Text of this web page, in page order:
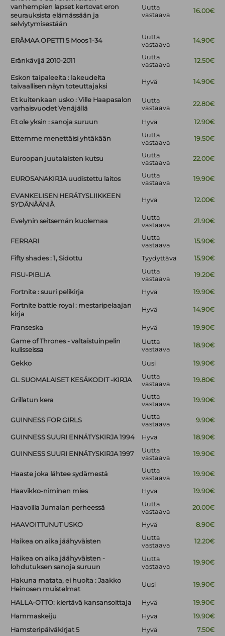
vanhempien lapset kertovat eron
seurauksista elämässään ja
selviytymisestään
Uutta
vastaava
16.00€
ERÄMAA OPETTI 5 Moos 1-34
Uutta
vastaava
14.90€
Eränkävijä 2010-2011
Uutta
vastaava
12.50€
Eskon taipaleelta : lakeudelta
taivaallisen näyn toteuttajaksi
Hyvä 14.90€
Et kuitenkaan usko : Ville Haapasalon
varhaisvuodet Venäjällä
Uutta
vastaava
22.80€
Et ole yksin : sanoja suruun Hyvä 12.90€
Ettemme menettäisi yhtäkään
Uutta
vastaava
19.50€
Euroopan juutalaisten kutsu
Uutta
vastaava
22.00€
EUROSANAKIRJA uudistettu laitos
Uutta
vastaava
19.90€
EVANKELISEN HERÄTYSLIIKKEEN
SYDÄNÄÄNIÄ
Hyvä 12.00€
Evelynin seitsemän kuolemaa
Uutta
vastaava
21.90€
FERRARI
Uutta
vastaava
15.90€
Fifty shades : 1, Sidottu Tyydyttävä 15.90€
FISU-PIBLIA
Uutta
vastaava
19.20€
Fortnite : suuri pelikirja Hyvä
19.90€
Fortnite battle royal : mestaripelaajan
kirja
Hyvä 14.90€
Franseska Hyvä
19.90€
Game of Thrones - valtaistuinpelin
kulisseissa
Uutta
vastaava
18.90€
Gekko Uusi 19.90€
GL SUOMALAISET KESÄKODIT -KIRJA
Uutta
vastaava
19.80€
Grillatun kera
Uutta
vastaava
19.90€
GUINNESS FOR GIRLS
Uutta
vastaava
9.90€
GUINNESS SUURI ENNÄTYSKIRJA 1994 Hyvä 18.90€
GUINNESS SUURI ENNÄTYSKIRJA 1997
Uutta
vastaava
19.90€
Haaste joka lähtee sydämestä
Uutta
vastaava
19.90€
Haavikko-niminen mies Hyvä 19.90€
Haavoilla Jumalan perheessä
Uutta
vastaava
20.00€
HAAVOITTUNUT USKO Hyvä 8.90€
Haikea on aika jäähyväisten
Uutta
vastaava
12.20€
Haikea on aika jäähyväisten -
lohdutuksen sanoja suruun
Uutta
vastaava
19.90€
Hakuna matata, ei huolta : Jaakko
Heinosen muistelmat
Uusi 19.90€
HALLA-OTTO: kiertävä kansansoittaja Hyvä
19.90€
Hammaskeiju
Hyvä
19.90€
Hamsteripäiväkirjat 5
Hyvä 7.50€